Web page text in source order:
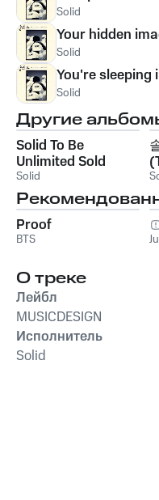
Solid
Your hidden
Solid
You're sleeping
Solid
Другие
Solid To Be
Unlimited Sold
Solid
Proof
BTS
О треке
Лейбл
MUSICDESIGN
Исполнитель
Solid